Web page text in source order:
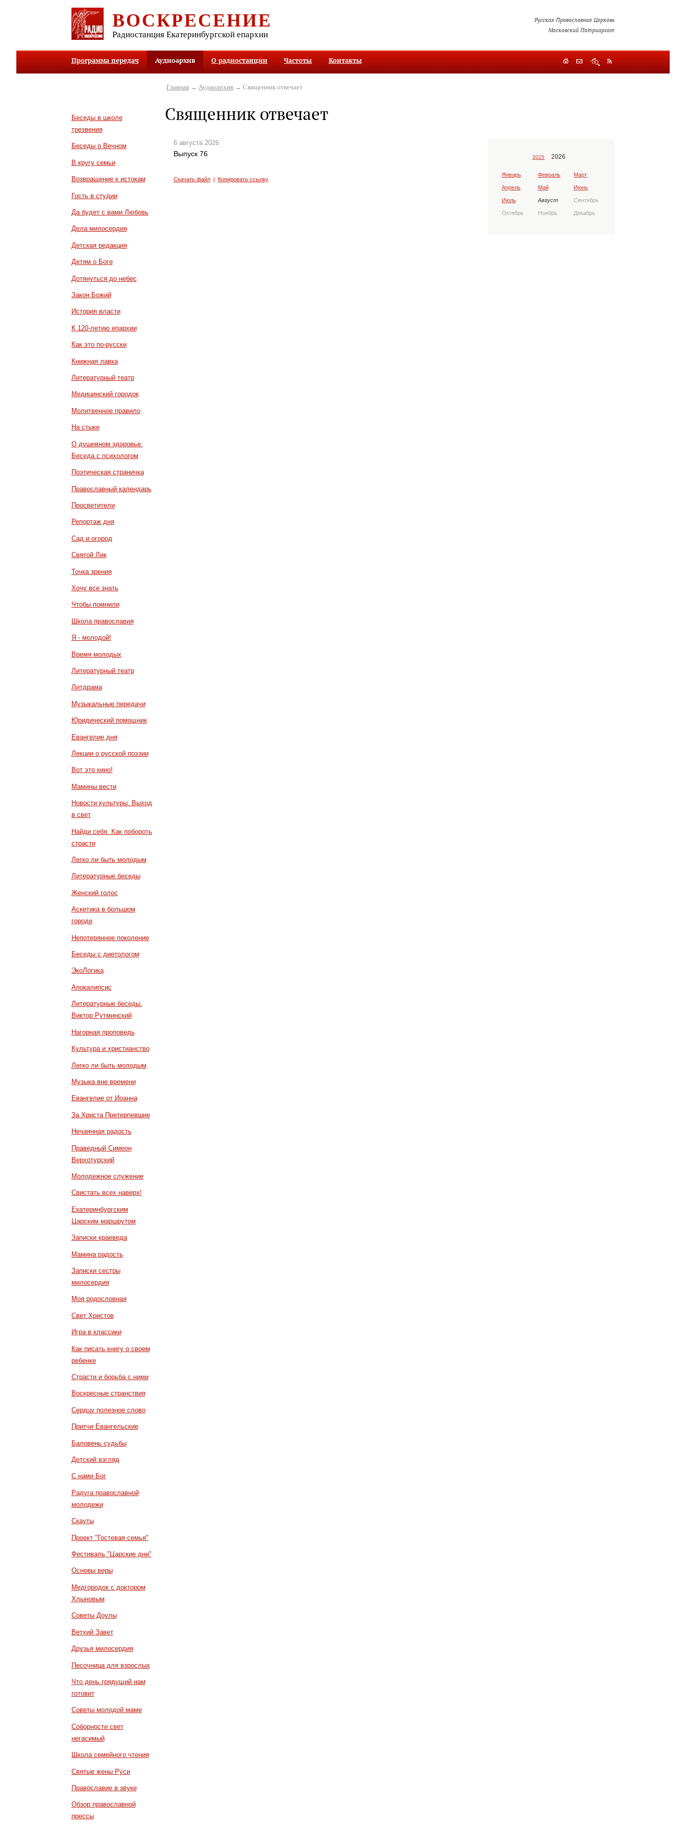
ВОСКРЕСЕНИЕ
Радиостанция Екатеринбургской епархии
Русская Православная Церковь
Московский Патриархат
Программа передач Аудиоархив О радиостанции Частоты Контакты
Беседы в школе
трезвения
Беседы о Вечном
В кругу семьи
Возвращение к истокам
Гость в студии
Да будет с вами Любовь
Дела милосердия
Детская редакция
Детям о Боге
Дотянуться до небес
Закон Божий
История власти
К 120-летию епархии
Как это по-русски
Книжная лавка
Литературный театр
Медицинский городок
Молитвенное правило
На стыке
О душевном здоровье.
Беседа с психологом
Поэтическая страничка
Православный календарь
Просветители
Репортаж дня
Сад и огород
Святой Лик
Точка зрения
Хочу все знать
Чтобы помнили
Школа православия
Я - молодой!
Время молодых
Литературный театр
Литдрама
Музыкальные передачи
Юридический помощник
Евангелие дня
Лекции о русской поэзии
Вот это кино!
Мамины вести
Новости культуры. Выход
в свет
Найди себя. Как побороть
страсти
Легко ли быть молодым
Литературные беседы
Женский голос
Аскетика в большом
городе
Непотерянное поколение
Беседы с диетологом
ЭкоЛогика
Апокалипсис
Литературные беседы.
Виктор Рутминский
Нагорная проповедь
Культура и христианство
Легко ли быть молодым
Музыка вне времени
Евангелие от Иоанна
За Христа Претерпевшие
Нечаянная радость
Праведный Симеон
Верхотурский
Молодежное служение
Свистать всех наверх!
Екатеринбургским
Царским маршрутом
Записки краеведа
Мамина радость
Записки сестры
милосердия
Моя родословная
Свет Христов
Игра в классики
Как писать книгу о своем
ребенке
Страсти и борьба с ними
Воскресные странствия
Сердцу полезное слово
Притчи Евангельские
Баловень судьбы
Детский взгляд
С нами Бог
Радуга православной
молодежи
Скауты
Проект "Гостевая семья"
Фестиваль "Царские дни"
Основы веры
Медгородок с доктором
Хлыновым
Советы Доулы
Ветхий Завет
Друзья милосердия
Песочница для взрослых
Что день грядущий нам
готовит
Советы молодой маме
Соборности свет
негасимый
Школа семейного чтения
Святые жены Руси
Православие в звуке
Обзор православной
прессы
Главная → Аудиоархив → Священник отвечает
Священник отвечает
6 августа 2026
Выпуск 76
Скачать файл| Копировать ссылку
2025 2026
Январь Февраль Март
Апрель Май Июнь
Июль Август Сентябрь
Октябрь Ноябрь Декабрь